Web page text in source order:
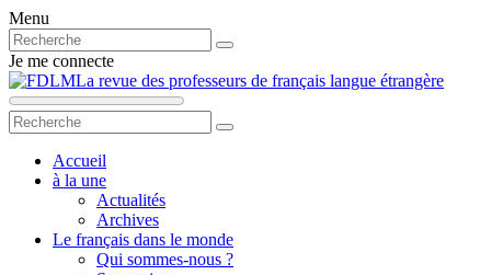
Menu
Je me connecte
La revue des professeurs de français langue étrangère
Accueil
à la une
Actualités
Archives
Le français dans le monde
Qui sommes-nous ?